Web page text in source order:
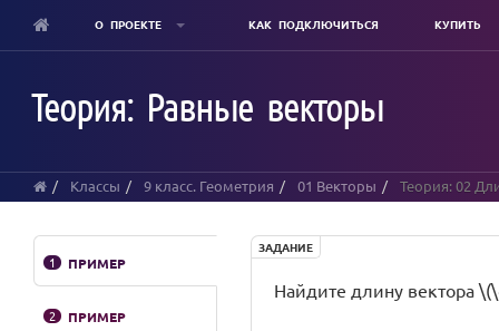
content
О ПРОЕКТЕ КАК ПОДКЛЮЧИТЬСЯ КУПИТЬ
Теория: Равные векторы
Классы 9 класс. Геометрия 01 Векторы Теория: 02
1 ПРИМЕР
2 ПРИМЕР
ЗАДАНИЕ
Найдите длину вектора